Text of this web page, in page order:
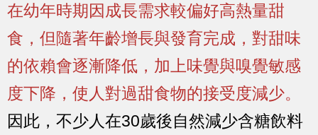
在幼年時期因成長需求較偏好高熱量甜
食，但隨著年齡增長與發育完成，對甜味
的依賴會逐漸降低，加上味覺與嗅覺敏感
度下降，使人對過甜食物的接受度減少。
因此，不少人在30歲後自然減少含糖飲料